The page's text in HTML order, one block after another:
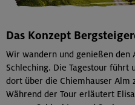
Das Konzept
Wir wandern und genießen den
Schleching. Die Tagestour führt
dort über die Chiemhauser Alm
Während der Tour erläutert